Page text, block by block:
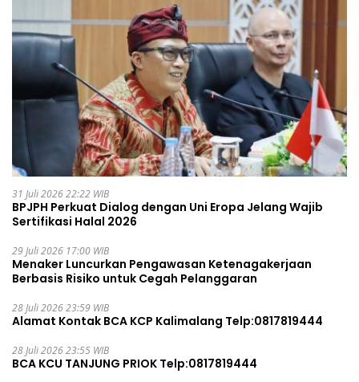
31 Juli 2026 22:22 WIB
BPJPH Perkuat Dialog dengan Uni Eropa Jelang Wajib
Sertifikasi Halal 2026
29 Juli 2026 17:00 WIB
Menaker Luncurkan Pengawasan Ketenagakerjaan
Berbasis Risiko untuk Cegah Pelanggaran
28 Juli 2026 23:59 WIB
Alamat Kontak BCA KCP Kalimalang Telp:0817819444
28 Juli 2026 23:55 WIB
BCA KCU TANJUNG PRIOK Telp:0817819444